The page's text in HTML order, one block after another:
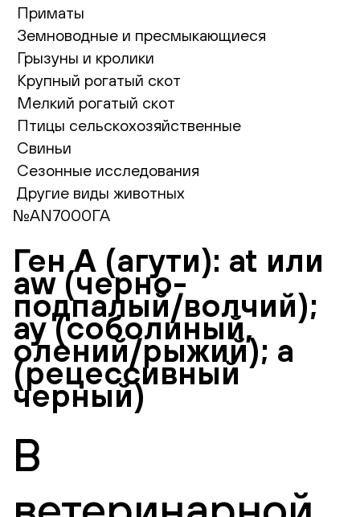
Приматы
Земноводные и пресмыкающиеся
Грызуны и кролики
Крупный рогатый скот
Мелкий рогатый скот
Птицы сельскохозяйственные
Свиньи
Сезонные исследования
Другие виды животных
№AN7000ГА
Ген А (агути): at или
aw (черно-
подпалый/волчий);
ay (соболиный,
олений/рыжий); a
(рецессивный
черный)
В